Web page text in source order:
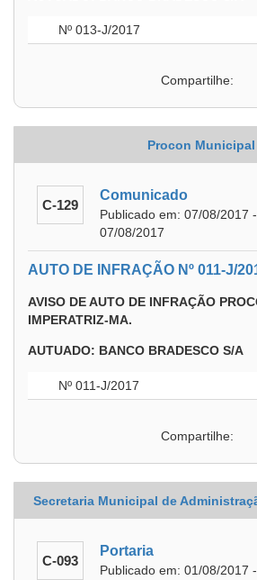
Nº 013-J/2017
Compartilhe:
Procon Municipal
C-129
Comunicado
Publicado em: 07/08/2017
07/08/2017
AUTO DE INFRAÇÃO Nº 011-J/
AVISO DE AUTO DE INFRAÇÃO
IMPERATRIZ-MA.
AUTUADO: BANCO BRADESCO S/A
Nº 011-J/2017
Compartilhe:
Secretaria Municipal de
C-093
Portaria
Publicado em: 01/08/2017